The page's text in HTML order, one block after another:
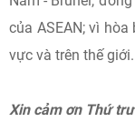
của ASEAN; vì
vực và trên thế giới.
Xin cảm ơn Thứ